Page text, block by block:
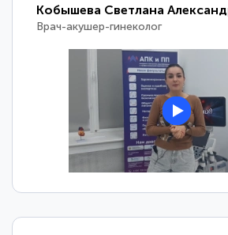
Кобышева Светлана
Врач-акушер-гинеколог